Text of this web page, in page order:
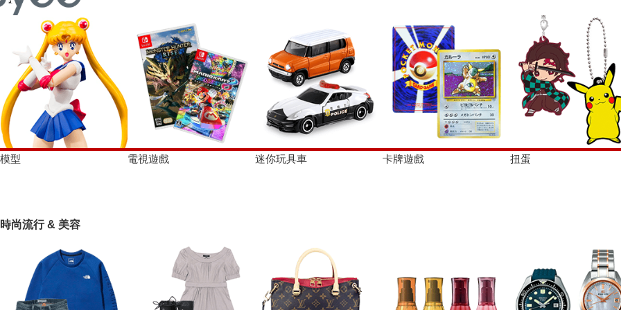
模型 電視遊戲 迷你玩具車 卡牌遊戲 扭蛋
時尚流行 & 美容